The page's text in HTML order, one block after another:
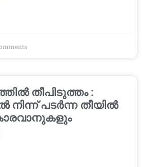
തീപിടുത്തം :
നിന്ന് പടർന്ന തീയിൽ